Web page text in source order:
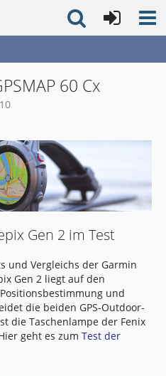
60 Cx
Gen 2 im Test
und Vergleichs der Garmin
Gen 2 liegt auf den
und
die beiden GPS-Outdoor-
die Taschenlampe der Fenix
geht es zum Test der